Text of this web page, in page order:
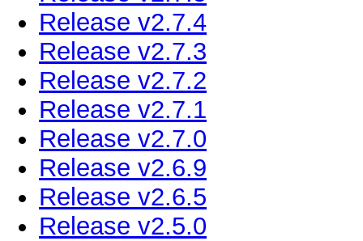
Release v2.7.4
Release v2.7.3
Release v2.7.2
Release v2.7.1
Release v2.7.0
Release v2.6.9
Release v2.6.5
Release v2.5.0